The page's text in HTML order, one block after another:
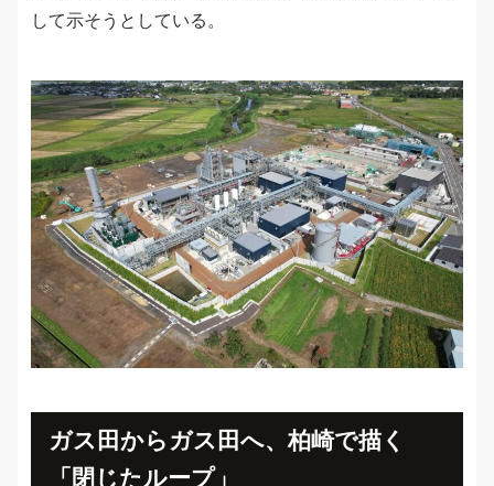
して示そうとしている。
ガス田からガス田へ、柏崎で描く
「閉じたループ」